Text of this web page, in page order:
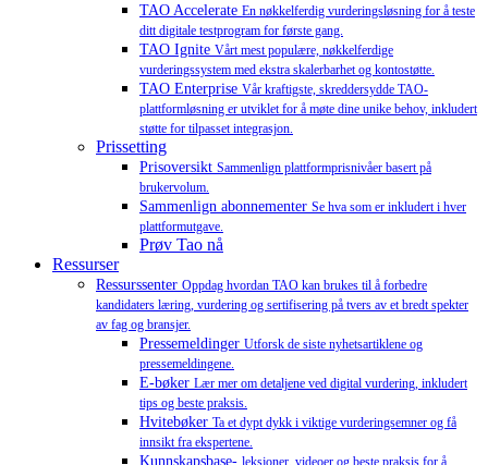
TAO Accelerate En nøkkelferdig vurderingsløsning for å teste
ditt digitale testprogram for første gang.
TAO Ignite Vårt mest populære, nøkkelferdige
vurderingssystem med ekstra skalerbarhet og kontostøtte.
TAO Enterprise Vår kraftigste, skreddersydde TAO-
plattformløsning er utviklet for å møte dine unike behov, inkludert
støtte for tilpasset integrasjon.
Prissetting
Prisoversikt Sammenlign plattformprisnivåer basert på
brukervolum.
Sammenlign abonnementer Se hva som er inkludert i hver
plattformutgave.
Prøv Tao nå
Ressurser
Ressurssenter Oppdag hvordan TAO kan brukes til å forbedre
kandidaters læring, vurdering og sertifisering på tvers av et bredt spekter
av fag og bransjer.
Pressemeldinger Utforsk de siste nyhetsartiklene og
pressemeldingene.
E-bøker Lær mer om detaljene ved digital vurdering, inkludert
tips og beste praksis.
Hvitebøker Ta et dypt dykk i viktige vurderingsemner og få
innsikt fra ekspertene.
Kunnskapsbase- leksjoner, videoer og beste praksis for å